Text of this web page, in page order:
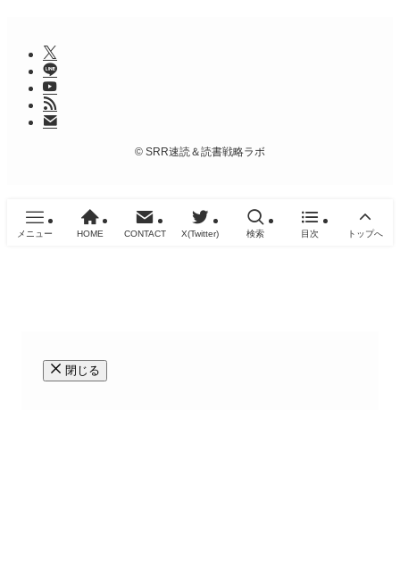
© SRR速読＆読書戦略ラボ
メニュー HOME CONTACT X(Twitter) 検索 目次 トップへ
閉じる